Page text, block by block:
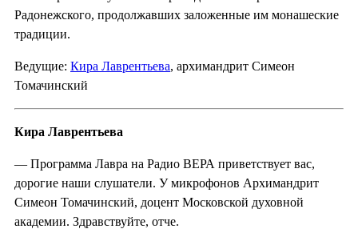
Радонежского, продолжавших заложенные им монашеские
традиции.
Ведущие: Кира Лаврентьева, архимандрит Симеон
Томачинский
Кира Лаврентьева
— Программа Лавра на Радио ВЕРА приветствует вас,
дорогие наши слушатели. У микрофонов Архимандрит
Симеон Томачинский, доцент Московской духовной
академии. Здравствуйте, отче.